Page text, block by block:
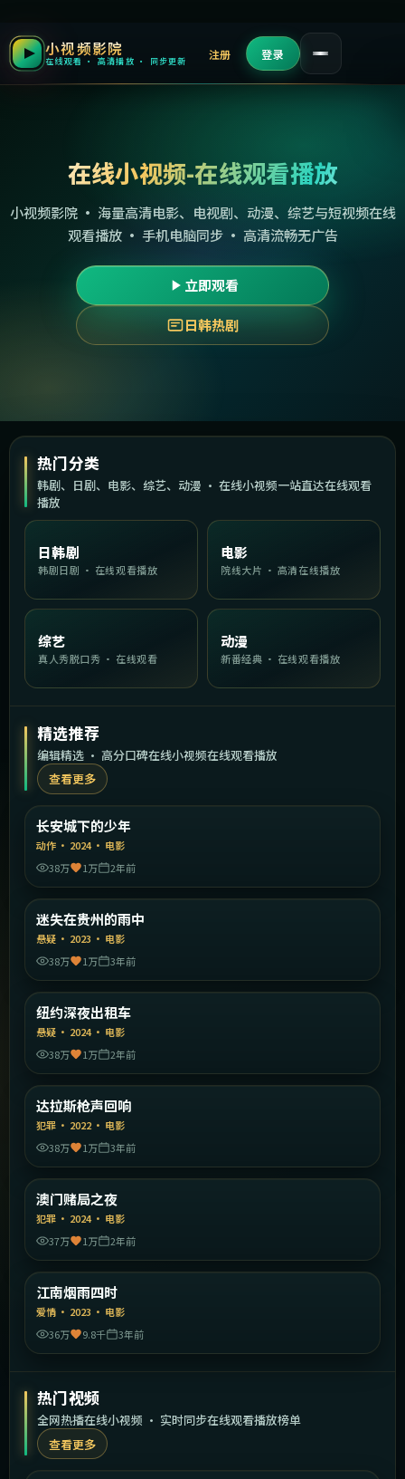
小视频影院
在线观看 · 高清播放 · 同步更新 注册 登录
在线小视频-在线观看播放
小视频影院 · 海量高清电影、电视剧、动漫、综艺与短视频在线
观看播放 · 手机电脑同步 · 高清流畅无广告
立即观看
日韩热剧
热门分类
韩剧、日剧、电影、综艺、动漫 · 在线小视频一站直达在线观看
播放
日韩剧
韩剧日剧 · 在线观看播放
电影
院线大片 · 高清在线播放
综艺
真人秀脱口秀 · 在线观看
动漫
新番经典 · 在线观看播放
精选推荐
编辑精选 · 高分口碑在线小视频在线观看播放
查看更多
精选
长安城下的少年
动作 · 2024· 电影
38万
1万 2年前
精选
迷失在贵州的雨中
悬疑 · 2023 · 电影
38万
1万 3年前
精选
纽约深夜出租车
悬疑 · 2024· 电影
38万
1万 2年前
精选
达拉斯枪声回响
犯罪 · 2022 · 电影
38万
1万 3年前
精选
澳门赌局之夜
犯罪 · 2024· 电影
37万
1万 2年前
精选
江南烟雨四时
爱情 · 2023 · 电影
36万
9.8千 3年前
热门视频
全网热播在线小视频 · 实时同步在线观看播放榜单
查看更多